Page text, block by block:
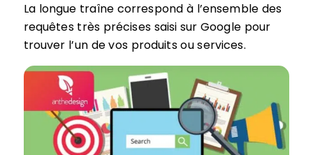
La longue traîne correspond à l’ensemble des
requêtes très précises saisi sur Google pour
trouver l’un de vos produits ou services.